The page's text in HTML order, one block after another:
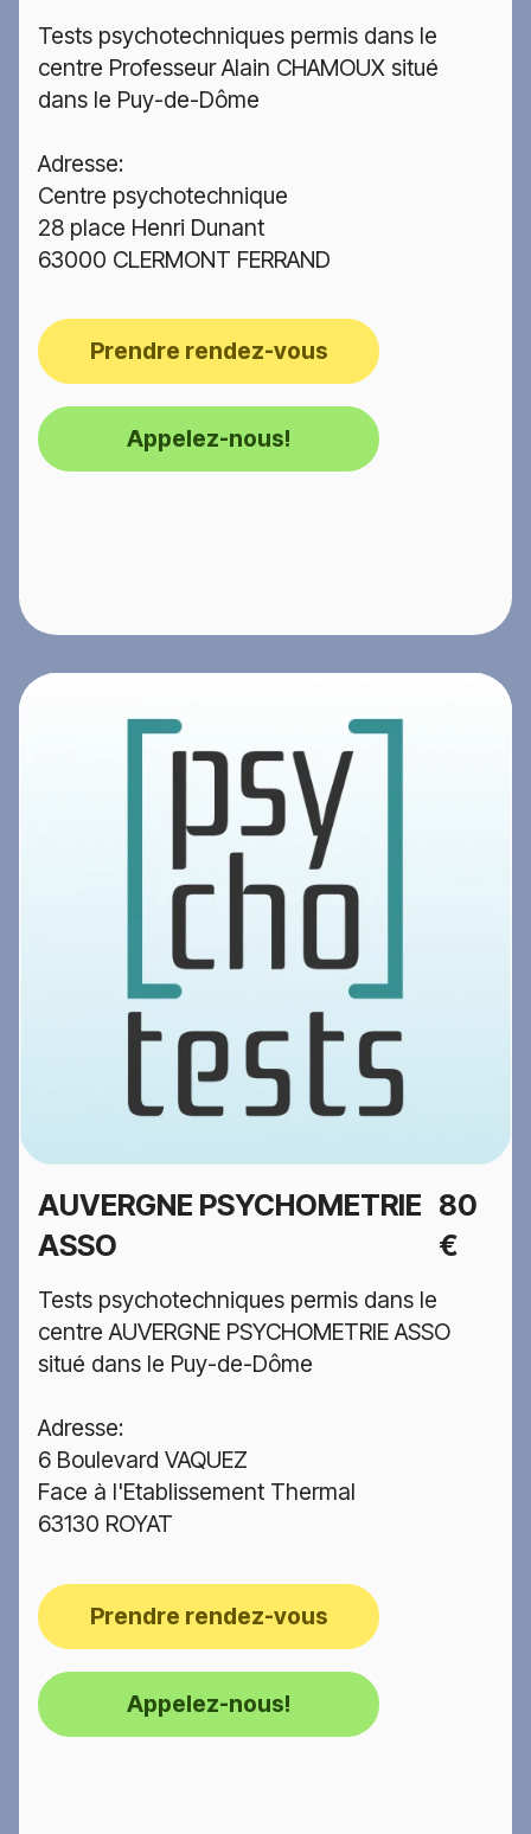
Tests psychotechniques permis dans le
centre Professeur Alain CHAMOUX situé
dans le Puy-de-Dôme
Adresse:
Centre psychotechnique
28 place Henri Dunant
63000 CLERMONT FERRAND
Prendre rendez-vous
Appelez-nous!
AUVERGNE PSYCHOMETRIE
ASSO
80
€
Tests psychotechniques permis dans le
centre AUVERGNE PSYCHOMETRIE ASSO
situé dans le Puy-de-Dôme
Adresse:
6 Boulevard VAQUEZ
Face à l'Etablissement Thermal
63130 ROYAT
Prendre rendez-vous
Appelez-nous!